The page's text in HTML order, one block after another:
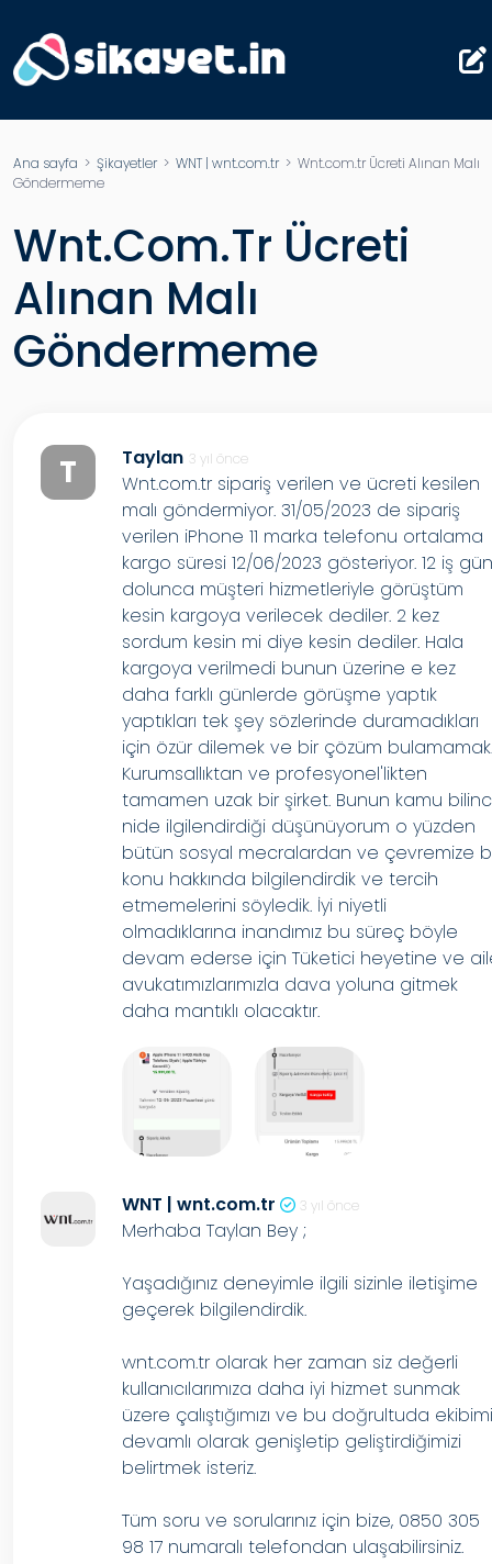
Ana sayfa > Şikayetler> WNT | wnt.com.tr> Wnt.com.tr Ücreti Alınan Malı
Göndermeme
Wnt.com.tr Ücreti
Alınan Malı
Göndermeme
T Taylan 3 yıl önce
Wnt.com.tr sipariş verilen ve ücreti kesilen
malı göndermiyor. 31/05/2023 de sipariş
verilen iPhone 11 marka telefonu ortalama
kargo süresi 12/06/2023 gösteriyor. 12 iş
dolunca müşteri hizmetleriyle görüştüm
kesin kargoya verilecek dediler. 2 kez
sordum kesin mi diye kesin dediler. Hala
kargoya verilmedi bunun üzerine e kez
daha farklı günlerde görüşme yaptık
yaptıkları tek şey sözlerinde duramadıkları
için özür dilemek ve bir çözüm
Kurumsallıktan ve profesyonel'likten
tamamen uzak bir şirket. Bunun kamu
nide ilgilendirdiği düşünüyorum o yüzden
bütün sosyal mecralardan ve çevremize
konu hakkında bilgilendirdik ve tercih
etmemelerini söyledik. İyi niyetli
olmadıklarına inandımız bu süreç böyle
devam ederse için Tüketici heyetine ve
avukatımızlarımızla dava yoluna gitmek
daha mantıklı olacaktır.
WNT | wnt.com.tr 3 yıl önce
Merhaba Taylan Bey ;
Yaşadığınız deneyimle ilgili sizinle iletişime
geçerek bilgilendirdik.
wnt.com.tr olarak her zaman siz değerli
kullanıcılarımıza daha iyi hizmet sunmak
üzere çalıştığımızı ve bu doğrultuda
devamlı olarak genişletip geliştirdiğimizi
belirtmek isteriz.
Tüm soru ve sorularınız için bize, 0850 305
98 17 numaralı telefondan ulaşabilirsiniz.